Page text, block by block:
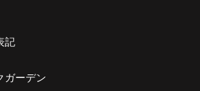
記
ガーデン